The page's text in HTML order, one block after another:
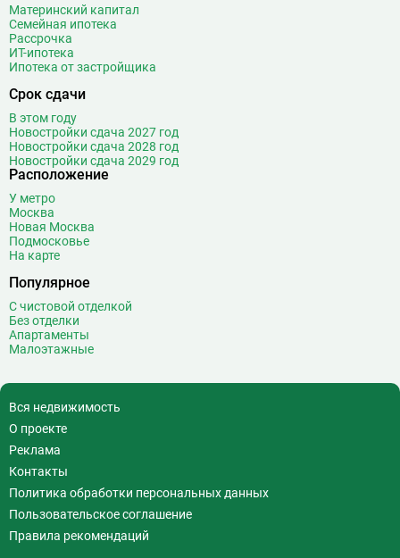
Варшавская
ВДНХ
Верхние Лихоборы
Владыкино
Водный стадион
Войковская
Волгоградский проспект
Волжская
Волоколамская
Воробьёвы горы
Воронцовская
Выставочный центр
Выхино
Г Генерала Тюленева
Деловой центр
Динамо
Добрынинская
Домодедовская
Дорогомиловская
Достоевская
Материнский капитал
Семейная ипотека
Рассрочка
ИТ-ипотека
Ипотека от застройщика
Срок сдачи
В этом году
Новостройки сдача 2027 год
Новостройки сдача 2028 год
Новостройки сдача 2029 год
Расположение
У метро
Москва
Новая Москва
Подмосковье
На карте
Популярное
С чистовой отделкой
Без отделки
Апартаменты
Малоэтажные
Вся недвижимость
О проекте
Реклама
Контакты
Политика обработки персональных данных
Пользовательское соглашение
Правила рекомендаций